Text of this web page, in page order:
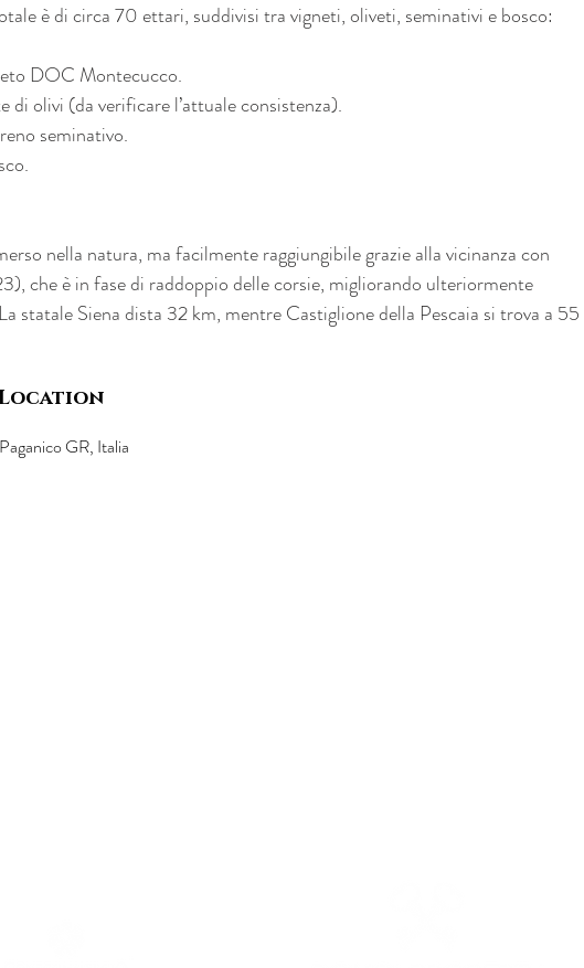
è di circa 70 ettari, suddivisi tra vigneti, oliveti, seminativi e bosco:
DOC Montecucco.
olivi (da verificare l’attuale consistenza).
seminativo.
nella natura, ma facilmente raggiungibile grazie alla vicinanza con
che è in fase di raddoppio delle corsie, migliorando ulteriormente
statale Siena dista 32 km, mentre Castiglione della Pescaia si trova a 55
GR, Italia